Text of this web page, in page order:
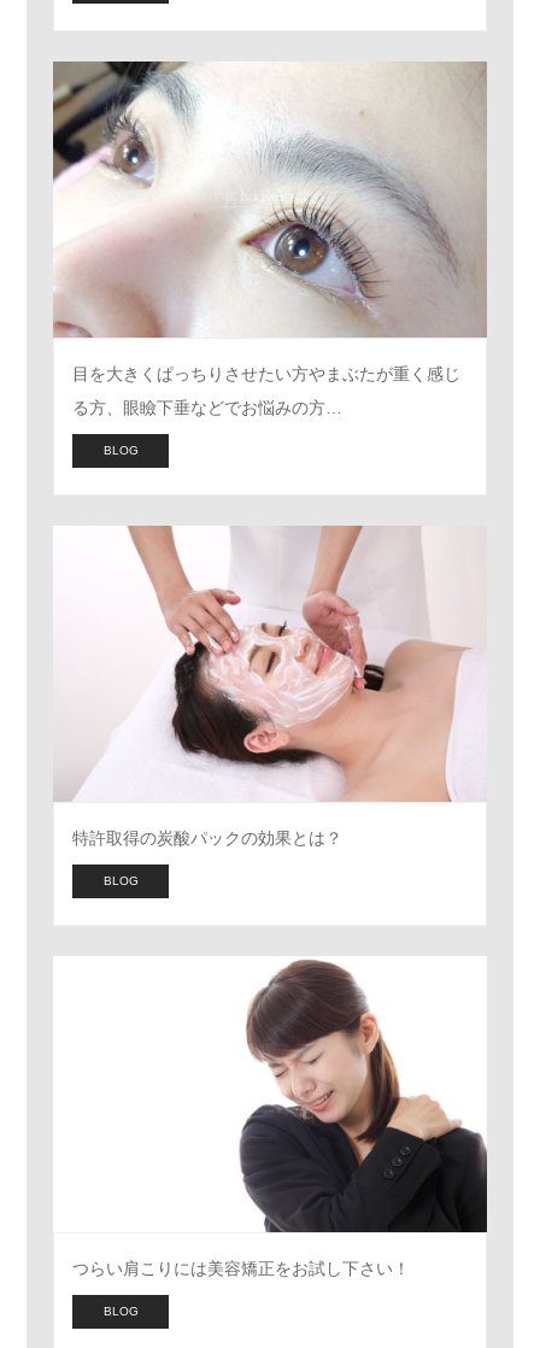
目を大きくぱっちりさせたい方やまぶたが重く感じ
る方、眼瞼下垂などでお悩みの方…
BLOG
特許取得の炭酸パックの効果とは？
BLOG
つらい肩こりには美容矯正をお試し下さい！
BLOG